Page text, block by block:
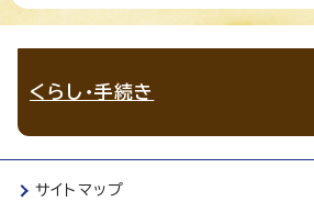
くらし・手続き
サイトマップ